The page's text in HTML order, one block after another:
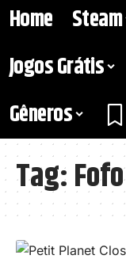
Home Steam
Jogos Grátis
Gêneros
Tag:Fofo